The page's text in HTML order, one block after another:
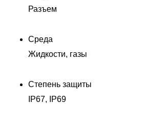
Разъем
Среда
Жидкости, газы
Степень защиты
IP67, IP69